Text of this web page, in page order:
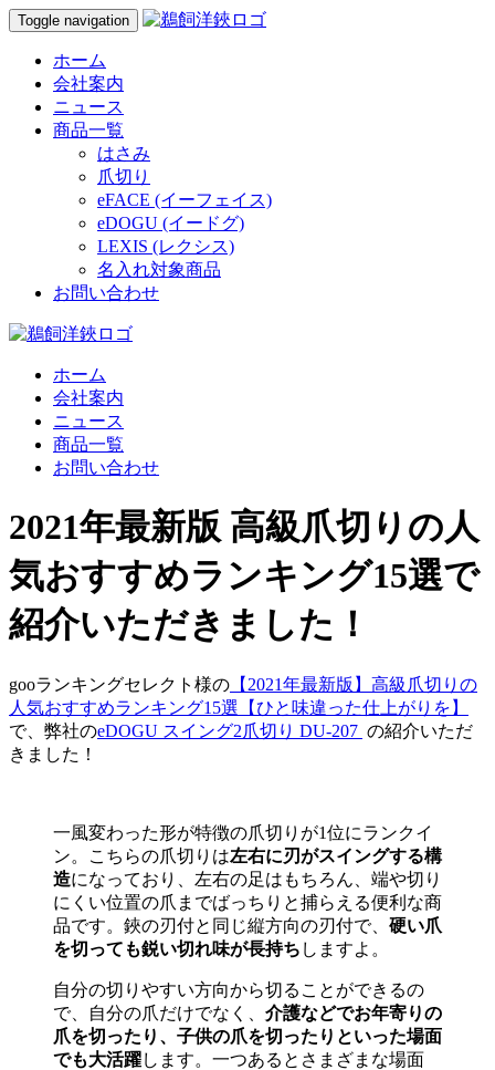
Toggle navigation
ホーム
会社案内
ニュース
商品一覧
はさみ
爪切り
eFACE (イーフェイス)
eDOGU (イードグ)
LEXIS (レクシス)
名入れ対象商品
お問い合わせ
ホーム
会社案内
ニュース
商品一覧
お問い合わせ
2021年最新版 高級爪切りの人
気おすすめランキング15選で
紹介いただきました！
gooランキングセレ クト様の 【2021年最新版】高級爪切りの
人気おすすめランキング15選【ひと味違った仕上がりを】
で、弊社のeDOGU スイング2爪切り DU-207 の紹介いただ
きました！
一風変わった形が特徴の爪切りが1位にランクイ
ン。こちらの爪切りは左右に刃がスイングする構
造になっており、左右の足はもちろん、端や切り
にくい位置の爪までばっちりと捕らえる便利な商
品です。鋏の刃付と同じ縦方向の刃付で、 硬い爪
を切っても鋭い切れ味が長持ち しますよ。
自分の切りやすい方向から切ることができるの
で、自分の爪だけでなく、 介護などでお年寄りの
爪を切ったり、子供の爪を切ったりといった場面
でも大活躍します。一つあるとさまざまな場面